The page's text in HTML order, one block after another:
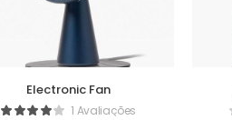
Electronic Fan
1 Avaliações